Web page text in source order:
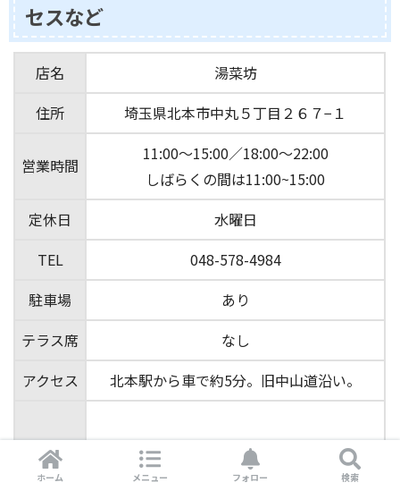
セスなど
店名
湯菜坊
住所
埼玉県北本市中丸５丁目２６７−１
営業時間
11:00～15:00／18:00～22:00
しばらくの間は11:00~15:00
定休日
水曜日
TEL
048-578-4984
駐車場
あり
テラス席
なし
アクセス
北本駅から車で約5分。旧中山道沿い。
ホーム メニュー フォロー 検索